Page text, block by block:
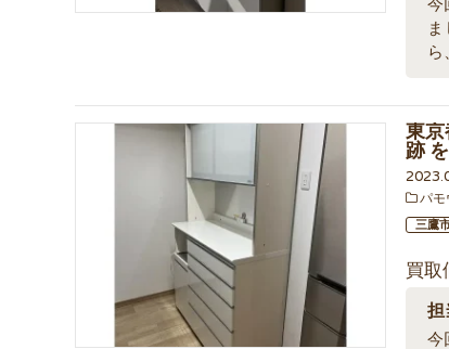
今
ら
東京
跡
パモ
三鷹
買取
担
今